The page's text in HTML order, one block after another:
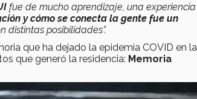
fue de mucho aprendizaje, una experiencia
y cómo se conecta la gente fue un
distintas posibilidades”.
que ha dejado la epidemia COVID en la
que generó la residencia: Memoria